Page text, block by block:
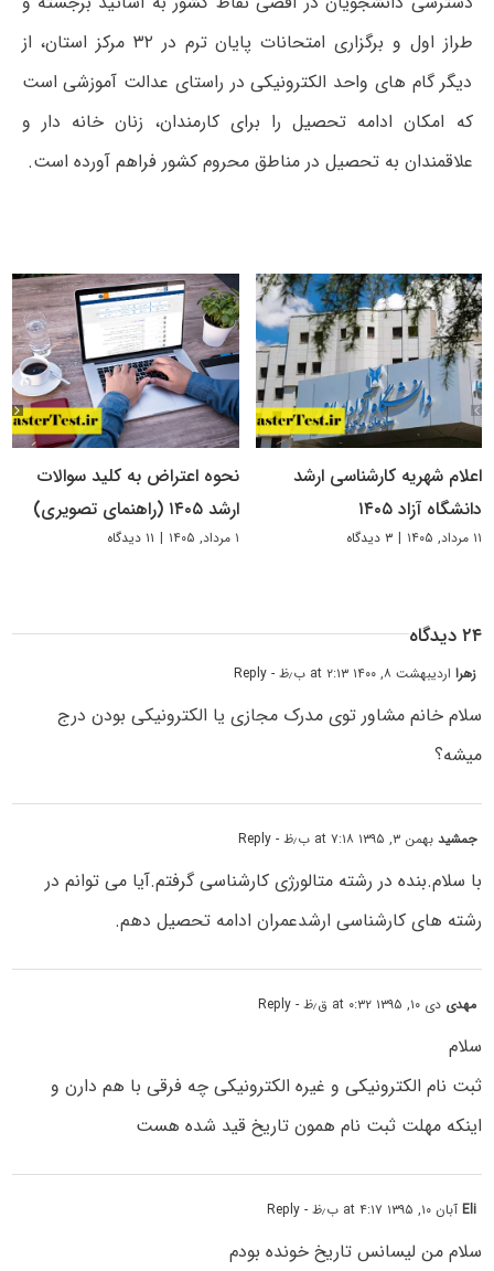
طراز اول و برگزاری امتحانات پایان ترم در ۳۲ مرکز استان، از
دیگر گام های واحد الکترونیکی در راستای عدالت آموزشی است
که امکان ادامه تحصیل را برای کارمندان، زنان خانه دار و
علاقمندان به تحصیل در مناطق محروم کشور فراهم آورده است.
اعلام شهریه کارشناسی ارشد
دانشگاه آزاد ۱۴۰۵
۱۱ مرداد, ۱۴۰۵ | ۳ دیدگاه
نحوه اعتراض به کلید سوالات
ارشد ۱۴۰۵ (راهنمای تصویری)
۱ مرداد, ۱۴۰۵ | ۱۱ دیدگاه
۲۴ دیدگاه
زهرااردیبهشت ۸, ۱۴۰۰ at ۲:۱۳ ب٫ظ - Reply
سلام خانم مشاور توی مدرک مجازی یا الکترونیکی بودن درج
میشه؟
جمشیدبهمن ۳, ۱۳۹۵ at ۷:۱۸ ب٫ظ - Reply
با سلام.بنده در رشته متالورژی کارشناسی گرفتم.آیا می توانم در
رشته های کارشناسی ارشدعمران ادامه تحصیل دهم.
مهدی دی ۱۰, ۱۳۹۵ at ۰:۳۲ ق٫ظ - Reply
سلام
ثبت نام الکترونیکی و غیره الکترونیکی چه فرقی با هم دارن و
اینکه مهلت ثبت نام همون تاریخ قید شده هست
Eliآبان ۱۰, ۱۳۹۵ at ۴:۱۷ ب٫ظ - Reply
سلام من لیسانس تاریخ خونده بودم